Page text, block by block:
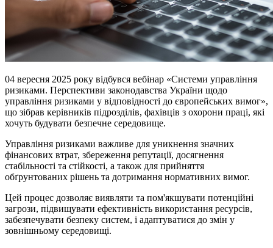
04 вересня 2025 року відбувся вебінар «Системи управління
ризиками. Перспективи законодавства України щодо
управління ризиками у відповідності до європейських вимог»,
що зібрав керівників підрозділів, фахівців з охорони праці, які
хочуть будувати безпечне середовище.
Управління ризиками важливе для уникнення значних
фінансових втрат, збереження репутації, досягнення
стабільності та стійкості, а також для прийняття
обґрунтованих рішень та дотримання нормативних вимог.
Цей процес дозволяє виявляти та пом'якшувати потенційні
загрози, підвищувати ефективність використання ресурсів,
забезпечувати безпеку систем, і адаптуватися до змін у
зовнішньому середовищі.